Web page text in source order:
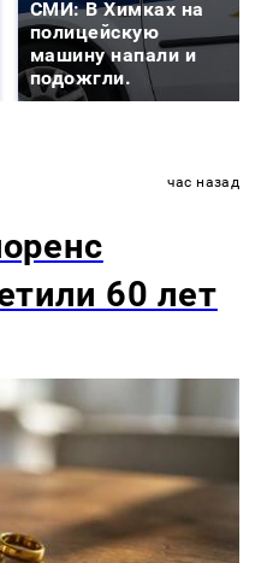
СМИ: В Химках на
полицейскую
машину напали и
подожгли.
час назад
60 лет